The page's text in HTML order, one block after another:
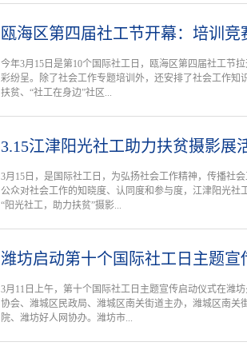
瓯海区第四届社工节开幕：培训竞
今年3月15日是第10个国际社工日，瓯海区第四届社工节
彩纷呈。除了社会工作专题培训外，还安排了社会工作知
扶贫、“社工在身边”社区...
3.15江津阳光社工助力扶贫摄影展
3月15日，是国际社工日，为弘扬社会工作精神，传播社
公众对社会工作的知晓度、认同度和参与度，江津阳光社
“阳光社工，助力扶贫”摄影...
潍坊启动第十个国际社工日主题宣
3月11日上午，第十个国际社工日主题宣传启动仪式在潍
协会、潍城区民政局、潍城区南关街道主办，潍城区南关
院、潍坊好人网协办。潍坊市...